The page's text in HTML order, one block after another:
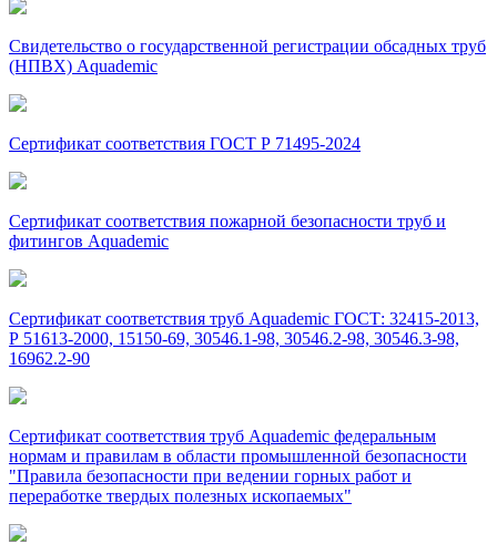
Свидетельство о государственной регистрации обсадных труб
(НПВХ) Aquademic
Сертификат соответствия ГОСТ Р 71495-2024
Сертификат соответствия пожарной безопасности труб и
фитингов Aquademic
Сертификат соответствия труб Aquademic ГОСТ: 32415-2013,
Р 51613-2000, 15150-69, 30546.1-98, 30546.2-98, 30546.3-98,
16962.2-90
Сертификат соответствия труб Aquademic федеральным
нормам и правилам в области промышленной безопасности
"Правила безопасности при ведении горных работ и
переработке твердых полезных ископаемых"